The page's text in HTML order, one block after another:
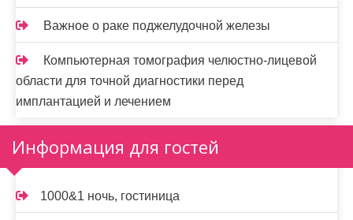
Важное о раке поджелудочной железы
Компьютерная томография челюстно-лицевой
области для точной диагностики перед
имплантацией и лечением
Информация для гостей
1000&1 ночь, гостиница